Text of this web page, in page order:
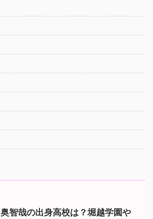
奥智哉の出身高校は？堀越学園や